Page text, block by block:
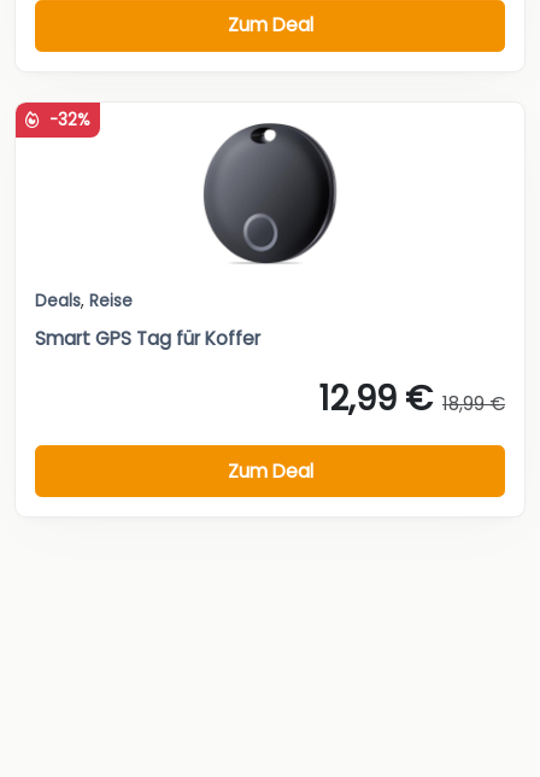
Zum Deal
-32%
Deals, Reise
Smart GPS Tag für Koffer
12,99 € 18,99 €
Zum Deal